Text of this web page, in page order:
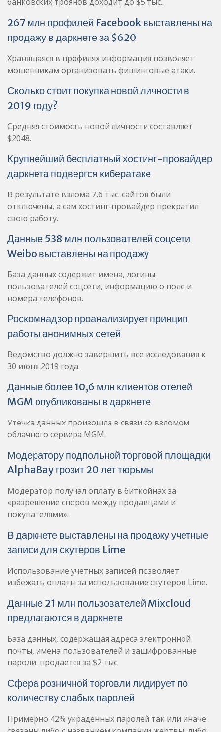
267 млн профилей Facebook выставлены на
продажу в даркнете за $620
Хранящаяся в профилях информация позволяет
мошенникам организовать фишинговые атаки.
Сколько стоит покупка новой личности в
2019 году?
Средняя стоимость новой личности составляет
$2048.
Крупнейший бесплатный хостинг-провайдер
даркнета подвергся кибератаке
В результате взлома 7,6 тыс. сайтов были
отключены, а сам хостинг-провайдер прекратил
свою работу.
Данные 538 млн пользователей соцсети
Weibo выставлены на продажу
База данных содержит имена, логины
пользователей соцсети, информацию о поле и
номера телефонов.
Роскомнадзор проанализирует принцип
работы анонимных сетей
Ведомство должно завершить все исследования к
30 июня 2019 года.
Данные более 10,6 млн клиентов отелей
MGM опубликованы в даркнете
Утечка данных произошла в связи со взломом
облачного сервера MGM.
Модератору подпольной торговой площадки
AlphaBay грозит 20 лет тюрьмы
Модератор получал оплату в биткойнах за
«разрешение споров между продавцами и
покупателями».
В даркнете выставлены на продажу учетные
записи для скутеров Lime
Использование учетных записей позволяет
избежать оплаты за использование скутеров Lime.
Данные 21 млн пользователей Mixcloud
предлагаются в даркнете
База данных, содержащая адреса электронной
почты, имена пользователей и зашифрованные
пароли, продается за $2 тыс.
Сфера розничной торговли лидирует по
количеству слабых паролей
Примерно 42% украденных паролей так или иначе